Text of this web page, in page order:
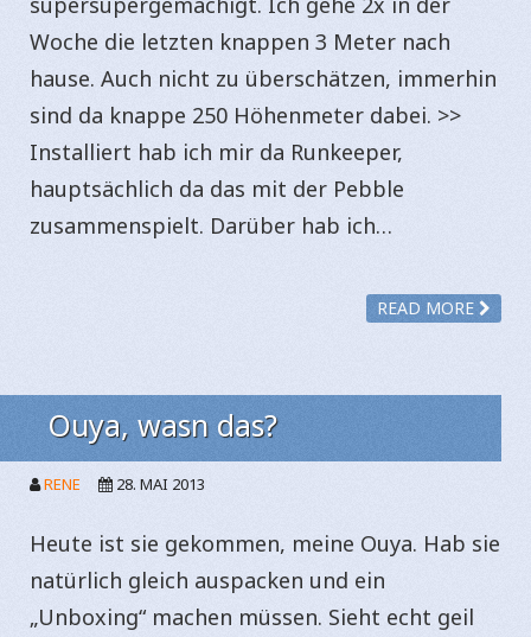
Woche die letzten knappen 3 Meter nach
hause. Auch nicht zu überschätzen, immerhin
sind da knappe 250 Höhenmeter dabei. >>
Installiert hab ich mir da Runkeeper,
hauptsächlich da das mit der Pebble
zusammenspielt. Darüber hab ich…
READ MORE
Ouya, wasn das?
RENE 28. MAI 2013
Heute ist sie gekommen, meine Ouya. Hab sie
natürlich gleich auspacken und ein
„Unboxing“ machen müssen. Sieht echt geil